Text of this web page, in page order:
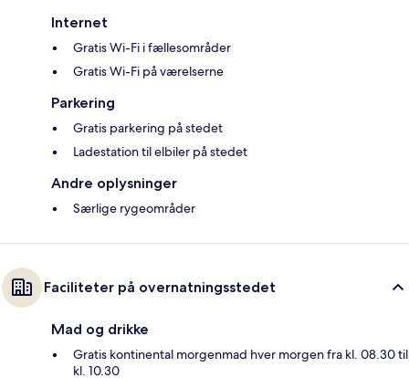
Internet
Gratis Wi-Fi i fællesområder
Gratis Wi-Fi på værelserne
Parkering
Gratis parkering på stedet
Ladestation til elbiler på stedet
Andre oplysninger
Særlige rygeområder
Faciliteter på overnatningsstedet
Mad og drikke
Gratis kontinental morgenmad hver morgen fra kl. 08.30 til
kl. 10.30